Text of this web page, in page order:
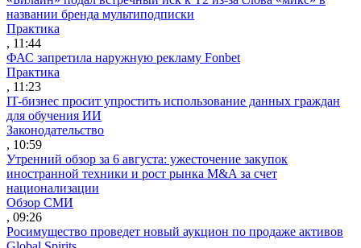
названии бренда мультиподписки
Практика
, 11:44
ФАС запретила наружную рекламу Fonbet
Практика
, 11:23
IT-бизнес просит упростить использование данных граждан
для обучения ИИ
Законодательство
, 10:59
Утренний обзор за 6 августа: ужесточение закупок
иностранной техники и рост рынка M&A за счет
национализации
Обзор СМИ
, 09:26
Росимущество проведет новый аукцион по продаже активов